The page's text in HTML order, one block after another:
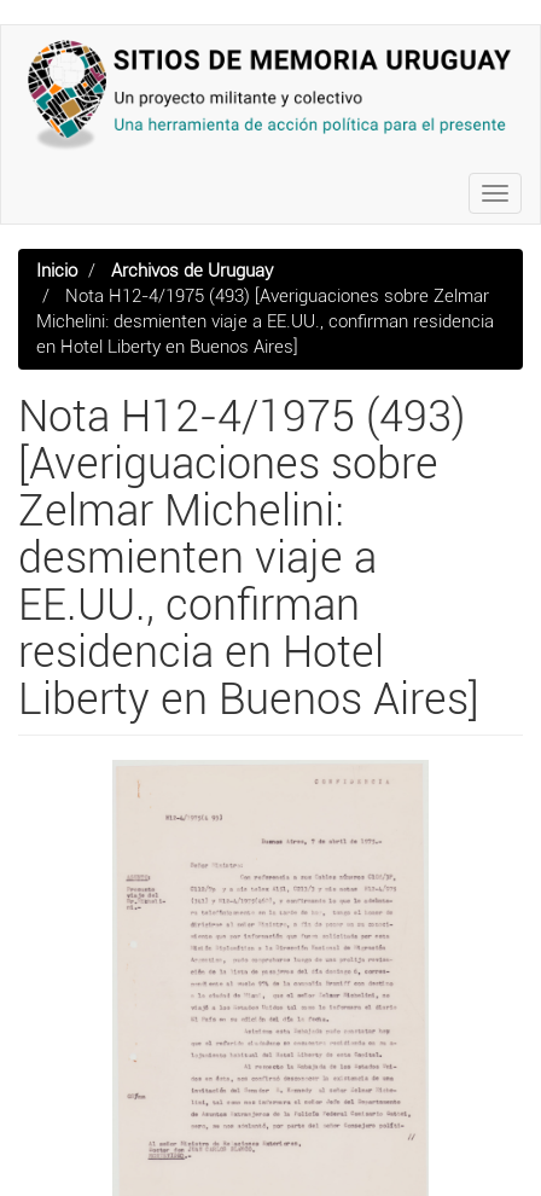
contenido
principal
Inicio
Archivos de Uruguay
Nota H12-4/1975 (493) [Averiguaciones sobre Zelmar
Michelini: desmienten viaje a EE.UU., confirman residencia
en Hotel Liberty en Buenos Aires]
Nota H12-4/1975 (493)
[Averiguaciones sobre
Zelmar Michelini:
desmienten viaje a
EE.UU., confirman
residencia en Hotel
Liberty en Buenos Aires]